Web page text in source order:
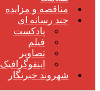
مناقصه و مزایده
چند رسانه ای
پادکست
فیلم
تصاویر
اینفوگرافیک
شهروند خبرنگار